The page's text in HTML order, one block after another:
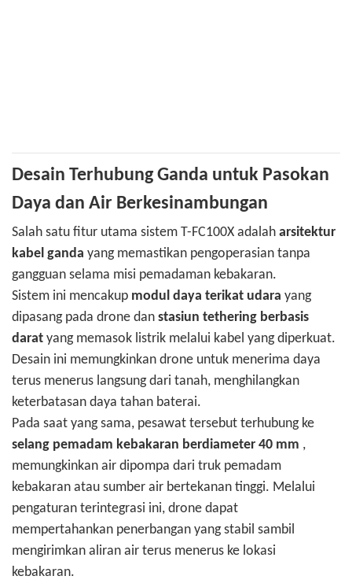
Desain Terhubung Ganda untuk Pasokan
Daya dan Air Berkesinambungan
Salah satu fitur utama sistem T-FC100X adalah arsitektur
kabel ganda yang memastikan pengoperasian tanpa
gangguan selama misi pemadaman kebakaran.
Sistem ini mencakup modul daya terikat udara yang
dipasang pada drone dan stasiun tethering berbasis
darat yang memasok listrik melalui kabel yang diperkuat.
Desain ini memungkinkan drone untuk menerima daya
terus menerus langsung dari tanah, menghilangkan
keterbatasan daya tahan baterai.
Pada saat yang sama, pesawat tersebut terhubung ke
selang pemadam kebakaran berdiameter 40 mm ,
memungkinkan air dipompa dari truk pemadam
kebakaran atau sumber air bertekanan tinggi. Melalui
pengaturan terintegrasi ini, drone dapat
mempertahankan penerbangan yang stabil sambil
mengirimkan aliran air terus menerus ke lokasi
kebakaran.